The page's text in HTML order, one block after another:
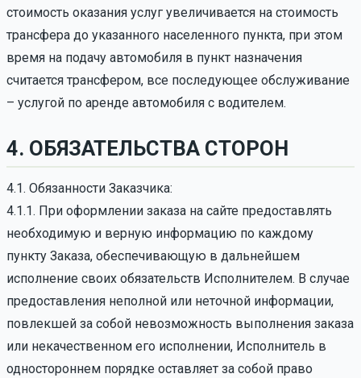
стоимость оказания услуг увеличивается на стоимость
трансфера до указанного населенного пункта, при этом
время на подачу автомобиля в пункт назначения
считается трансфером, все последующее обслуживание
– услугой по аренде автомобиля с водителем.
4. ОБЯЗАТЕЛЬСТВА СТОРОН
4.1. Обязанности Заказчика:
4.1.1. При оформлении заказа на сайте предоставлять
необходимую и верную информацию по каждому
пункту Заказа, обеспечивающую в дальнейшем
исполнение своих обязательств Исполнителем. В случае
предоставления неполной или неточной информации,
повлекшей за собой невозможность выполнения заказа
или некачественном его исполнении, Исполнитель в
одностороннем порядке оставляет за собой право